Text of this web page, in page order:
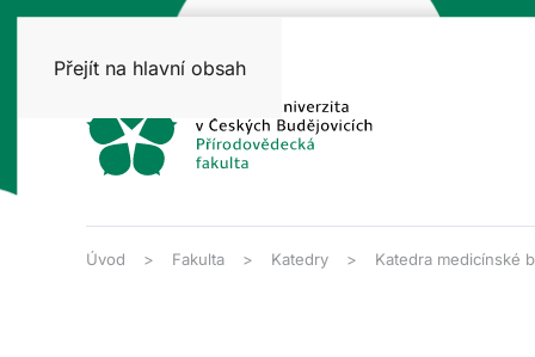
Přejít na hlavní obsah
Úvod Fakulta Katedry Katedra medicínské